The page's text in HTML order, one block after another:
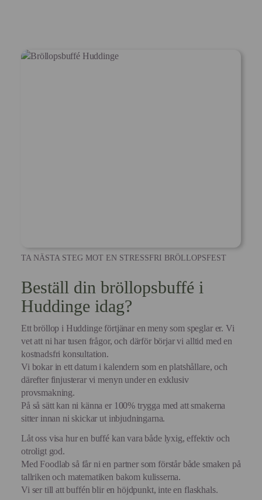
TA NÄSTA STEG MOT EN STRESSFRI BRÖLLOPSFEST
Beställ din bröllopsbuffé i
Huddinge idag?
Ett bröllop i Huddinge förtjänar en meny som speglar er. Vi
vet att ni har tusen frågor, och därför börjar vi alltid med en
kostnadsfri konsultation.
Vi bokar in ett datum i kalendern som en platshållare, och
därefter finjusterar vi menyn under en exklusiv
provsmakning.
På så sätt kan ni känna er 100% trygga med att smakerna
sitter innan ni skickar ut inbjudningarna.
Låt oss visa hur en buffé kan vara både lyxig, effektiv och
otroligt god.
Med Foodlab så får ni en partner som förstår både smaken på
tallriken och matematiken bakom kulisserna.
Vi ser till att buffén blir en höjdpunkt, inte en flaskhals.